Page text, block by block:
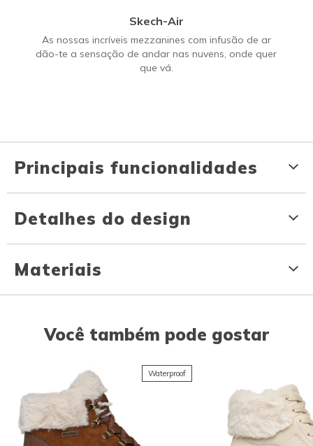
Skech-Air
As nossas incríveis mezzanines com infusão de ar
dão-te a sensação de andar nas nuvens, onde quer
que vá.
Principais funcionalidades
Detalhes do design
Materiais
Você também pode gostar
Waterproof